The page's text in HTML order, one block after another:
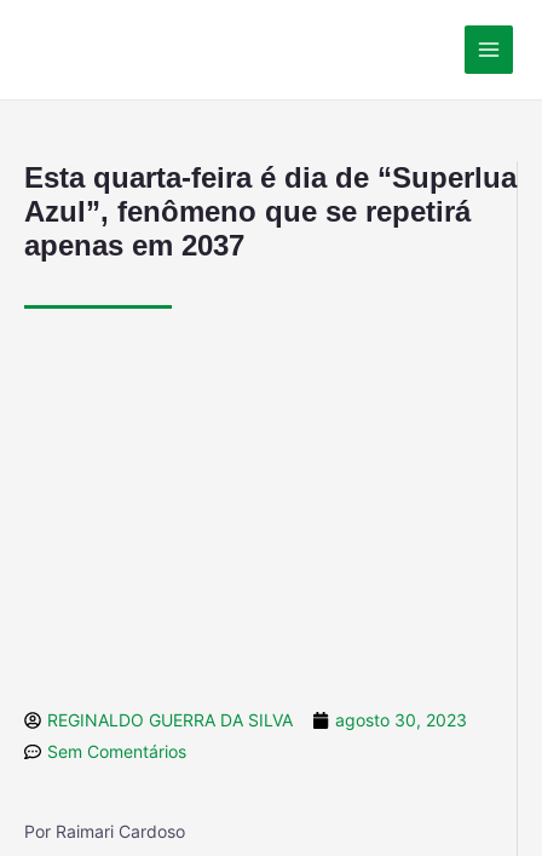
Esta quarta-feira é dia de “Superlua
Azul”, fenômeno que se repetirá
apenas em 2037
REGINALDO GUERRA DA SILVA
agosto 30, 2023
Sem Comentários
Por Raimari Cardoso